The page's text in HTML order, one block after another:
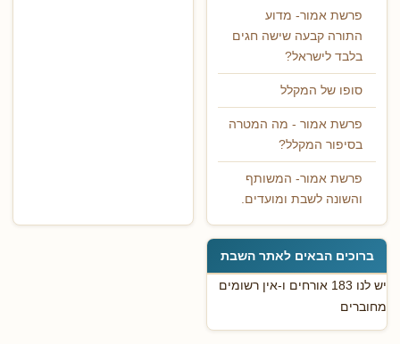
פרשת אמור- מדוע
התורה קבעה שישה חגים
בלבד לישראל?
סופו של המקלל
פרשת אמור - מה המטרה
בסיפור המקלל?
פרשת אמור- המשותף
והשונה לשבת ומועדים.
ברוכים הבאים לאתר השבת
יש לנו 183 אורחים ו-אין רשומים
מחוברים